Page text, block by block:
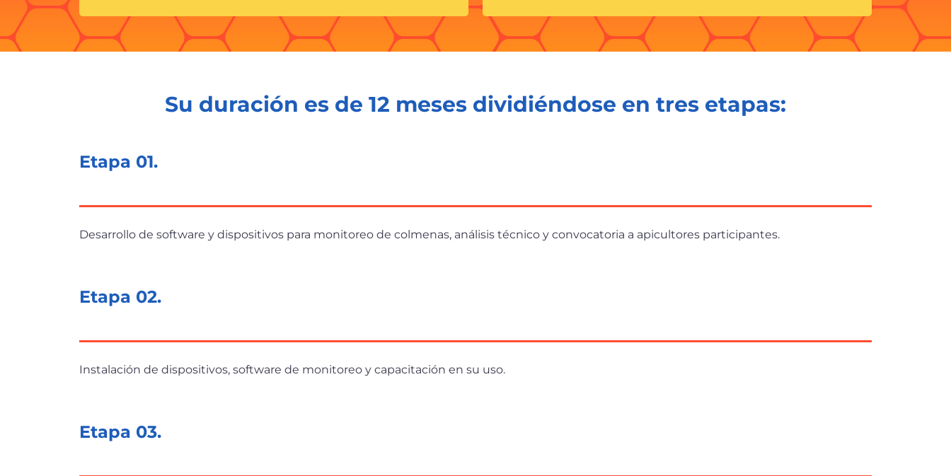
Su duración es de 12 meses dividiéndose en tres etapas:
Etapa 01.
Desarrollo de software y dispositivos para monitoreo de colmenas, análisis técnico y convocatoria a apicultores participantes.
Etapa 02.
Instalación de dispositivos, software de monitoreo y capacitación en su uso.
Etapa 03.